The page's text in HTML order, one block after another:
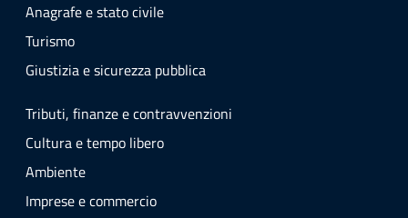
Anagrafe e stato civile
Turismo
Giustizia e sicurezza pubblica
Tributi, finanze e contravvenzioni
Cultura e tempo libero
Ambiente
Imprese e commercio